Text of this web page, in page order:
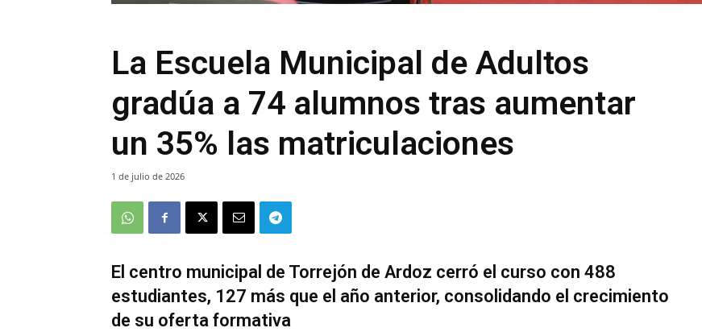
La Escuela Municipal de Adultos
gradúa a 74 alumnos tras aumentar
un 35% las matriculaciones
1 de julio de 2026
El centro municipal de Torrejón de Ardoz cerró el curso con 488
estudiantes, 127 más que el año anterior, consolidando el crecimiento
de su oferta formativa